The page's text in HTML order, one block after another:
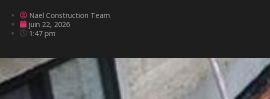
Nael Construction Team
juin 22, 2026
1:47 pm